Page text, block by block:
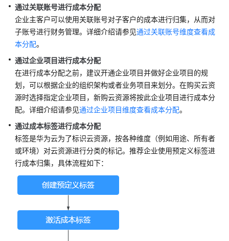
费
项
计
样
例
变
更
费
模
式
续
费
通过关联账号进行成本分配
企业主客户可以使用关联账号对子客户的成本进行归集，从而对
子账号进行财务管理。详细介绍请参见通过关联账号维度查看成
本分配。
通过企业项目进行成本分配
在进行成本分配之前，建议开通企业项目并做好企业项目的规
划，可以根据企业的组织架构或者业务项目来划分。在购买云资
源时选择指定企业项目，新购云资源将按此企业项目进行成本分
配。详细介绍请参见通过企业项目维度查看成本分配。
通过成本标签进行成本分配
标签是华为云为了标识云资源，按各种维度（例如用途、所有者
或环境）对云资源进行分类的标记。推荐企业使用预定义标签进
行成本归集，具体流程如下：